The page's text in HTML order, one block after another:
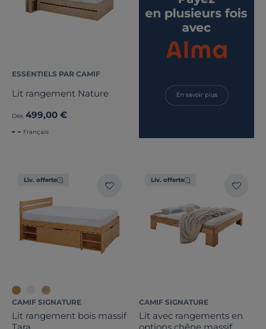
ESSENTIELS PAR CAMIF
Lit rangement Nature
Dès 499,00 €
Français
Liv. offerte
CAMIF SIGNATURE
Lit rangement bois massif
Liv. offerte
CAMIF SIGNATURE
Lit avec rangements en